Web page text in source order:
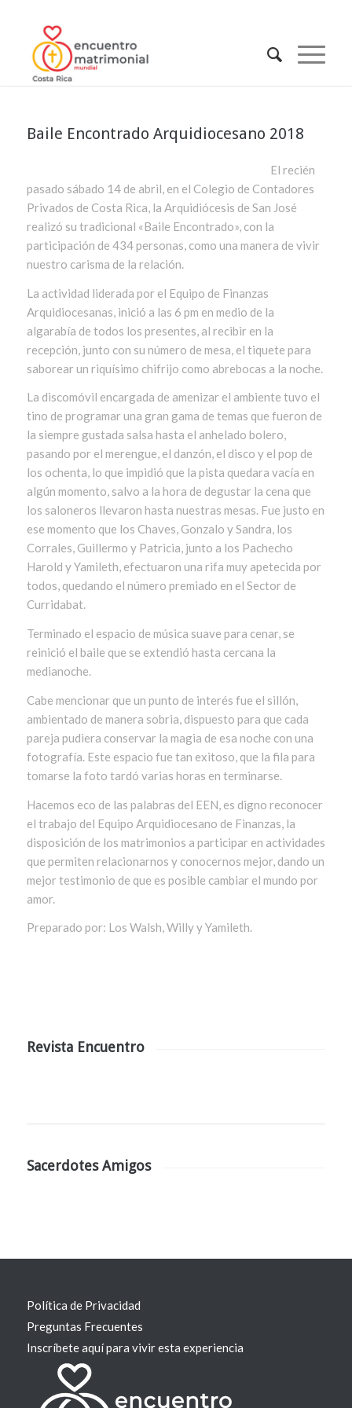
Baile Encontrado Arquidiocesano 2018
El recién
pasado sábado 14 de abril, en el Colegio de Contadores
Privados de Costa Rica, la Arquidiócesis de San José
realizó su tradicional «Baile Encontrado», con la
participación de 434 personas, como una manera de vivir
nuestro carisma de la relación.
La actividad liderada por el Equipo de Finanzas
Arquidiocesanas, inició a las 6 pm en medio de la
algarabía de todos los presentes, al recibir en la
recepción, junto con su número de mesa, el tiquete para
saborear un riquísimo chifrijo como abrebocas a la noche.
La discomóvil encargada de amenizar el ambiente tuvo el
tino de programar una gran gama de temas que fueron de
la siempre gustada salsa hasta el anhelado bolero,
pasando por el merengue, el danzón, el disco y el pop de
los ochenta, lo que impidió que la pista quedara vacía en
algún momento, salvo a la hora de degustar la cena que
los saloneros llevaron hasta nuestras mesas. Fue justo en
ese momento que los Chaves, Gonzalo y Sandra, los
Corrales, Guillermo y Patricia, junto a los Pachecho
Harold y Yamileth, efectuaron una rifa muy apetecida por
todos, quedando el número premiado en el Sector de
Curridabat.
Terminado el espacio de música suave para cenar, se
reinició el baile que se extendió hasta cercana la
medianoche.
Cabe mencionar que un punto de interés fue el sillón,
ambientado de manera sobria, dispuesto para que cada
pareja pudiera conservar la magia de esa noche con una
fotografía. Este espacio fue tan exitoso, que la fila para
tomarse la foto tardó varias horas en terminarse.
Hacemos eco de las palabras del EEN, es digno reconocer
el trabajo del Equipo Arquidiocesano de Finanzas, la
disposición de los matrimonios a participar en actividades
que permiten relacionarnos y conocernos mejor, dando un
mejor testimonio de que es posible cambiar el mundo por
amor.
Preparado por: Los Walsh, Willy y Yamileth.
Revista Encuentro
Sacerdotes Amigos
Política de Privacidad
Preguntas Frecuentes
Inscríbete aquí para vivir esta experiencia